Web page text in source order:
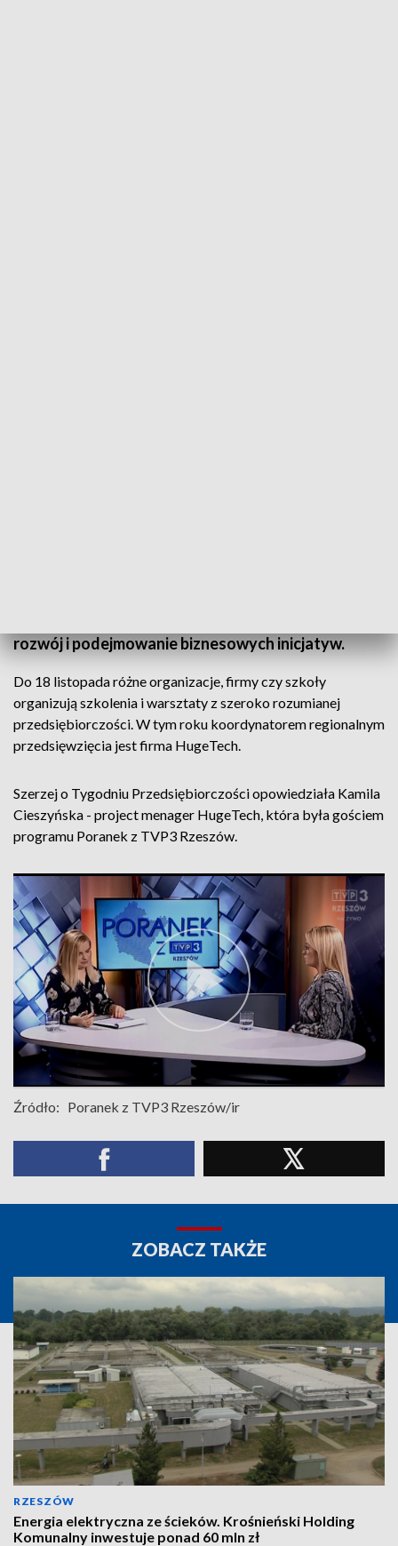
rozwój i podejmowanie biznesowych inicjatyw.
Do 18 listopada różne organizacje, firmy czy szkoły
organizują szkolenia i warsztaty z szeroko rozumianej
przedsiębiorczości. W tym roku koordynatorem regionalnym
przedsięwzięcia jest firma HugeTech.
Szerzej o Tygodniu Przedsiębiorczości opowiedziała Kamila
Cieszyńska - project menager HugeTech, która była gościem
programu Poranek z TVP3 Rzeszów.
Źródło: Poranek z TVP3 Rzeszów/ir
ZOBACZ TAKŻE
RZESZÓW
Energia elektryczna ze ścieków. Krośnieński Holding
Komunalny inwestuje ponad 60 mln zł